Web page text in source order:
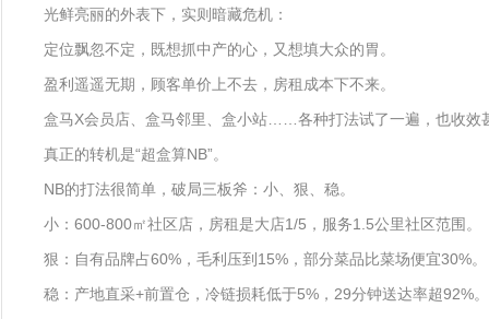
光鲜亮丽的外表下，实则暗藏危机：
定位飘忽不定，既想抓中产的心，又想填大众的胃。
盈利遥遥无期，顾客单价上不去，房租成本下不来。
盒马X会员店‌、盒马邻里‌、盒小站‌‌……各种打法试了一遍，也收效
真正的转机是“超盒算NB”。
NB的打法很简单，破局三板斧：小、狠、稳。
小：600-800㎡社区店，房租是大店1/5，服务1.5公里社区范围。
狠：自有品牌占60%，毛利压到15%，部分菜品比菜场便宜30%。
稳：产地直采+前置仓，冷链损耗低于5%，29分钟送达率超92%。